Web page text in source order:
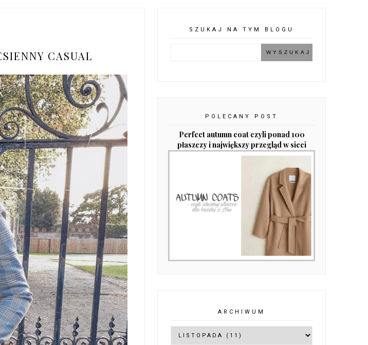
CASUAL
SZUKAJ NA TYM BLOGU
POLECANY POST
Perfect autumn coat czyli ponad 100
płaszczy i największy przegląd w sieci
ARCHIWUM